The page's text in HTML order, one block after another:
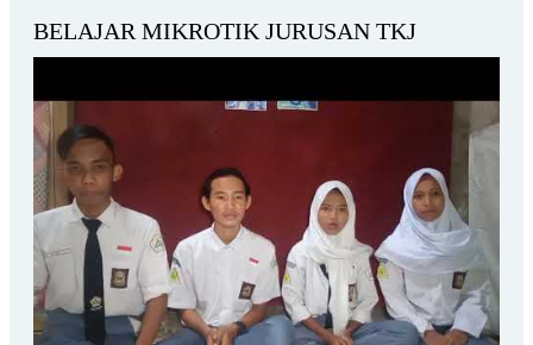
BELAJAR MIKROTIK JURUSAN TKJ